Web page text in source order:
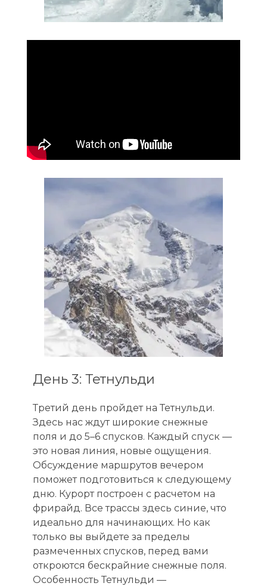
День 3: Тетнульди
Третий день пройдет на Тетнульди.
Здесь нас ждут широкие снежные
поля и до 5–6 спусков. Каждый спуск —
это новая линия, новые ощущения.
Обсуждение маршрутов вечером
поможет подготовиться к следующему
дню. Курорт построен с расчетом на
фрирайд. Все трассы здесь синие, что
идеально для начинающих. Но как
только вы выйдете за пределы
размеченных спусков, перед вами
откроются бескрайние снежные поля.
Особенность Тетнульди —